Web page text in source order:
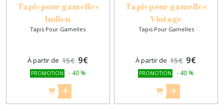
Tapis pour gamelles
Indien
Tapis Pour Gamelles
À partir de 15€ 9€
PROMOTION - 40 %
Tapis pour gamelles
Vintage
Tapis Pour Gamelles
À partir de 15€ 9€
PROMOTION - 40 %